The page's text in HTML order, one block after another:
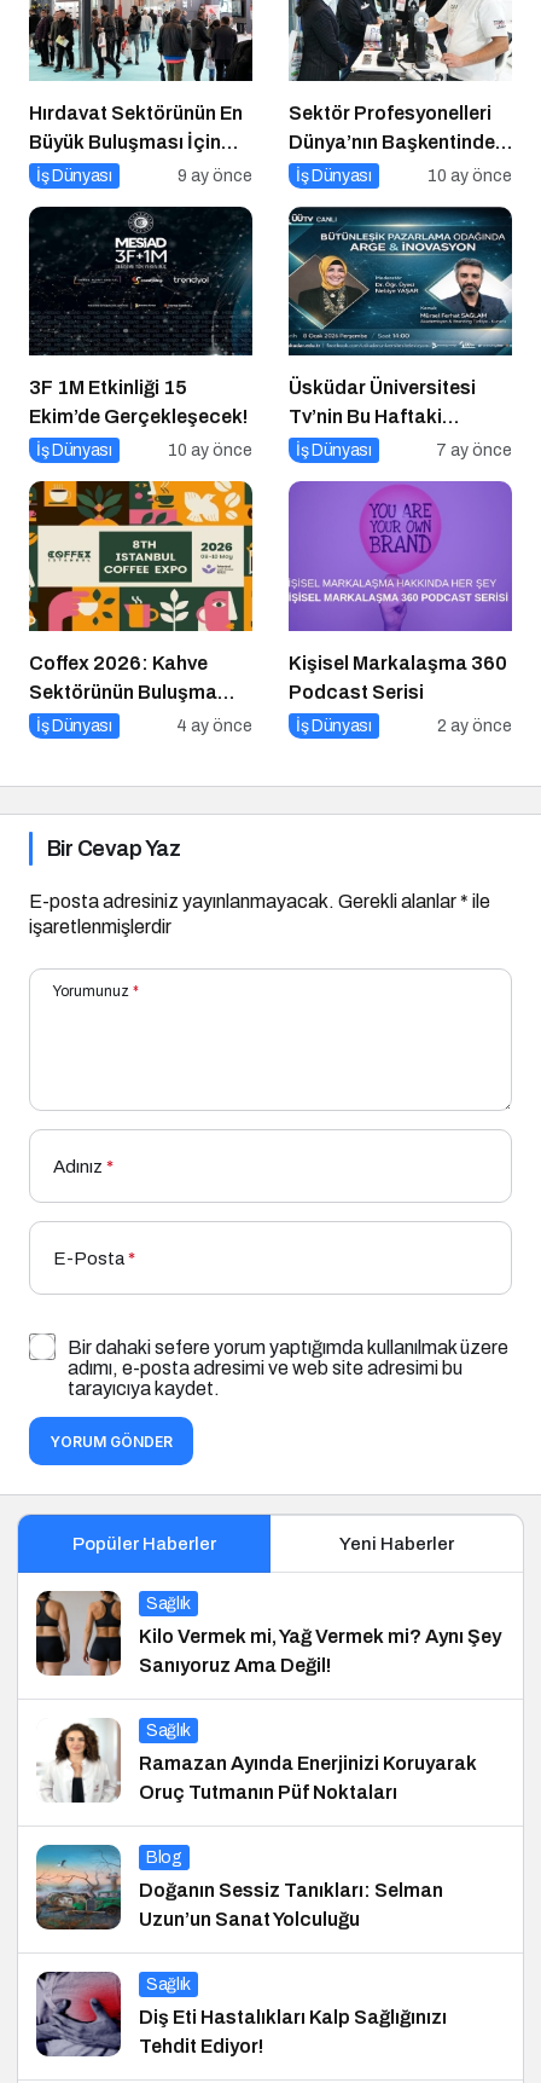
Hırdavat Sektörünün En
Büyük Buluşması İçin
İstanbul Hazır!
İş Dünyası 9 ay önce
Sektör Profesyonelleri
Dünya’nın Başkentinde
Buluşacak!
İş Dünyası 10 ay önce
3F 1M Etkinliği 15
Ekim’de Gerçekleşecek!
İş Dünyası 10 ay önce
Üsküdar Üniversitesi
Tv’nin Bu Haftaki
Konuğu Mürsel Ferhat
İş Dünyası 7 ay önce
Coffex 2026: Kahve
Sektörünün Buluşma
Noktası
İş Dünyası 4 ay önce
Kişisel Markalaşma 360
Podcast Serisi
İş Dünyası 2 ay önce
Bir Cevap Yaz
E-posta adresiniz yayınlanmayacak. Gerekli alanlar* ile
işaretlenmişlerdir
Yorumunuz *
Adınız *
E-Posta*
Bir dahaki sefere yorum yaptığımda kullanılmak üzere
adımı, e-posta adresimi ve web site adresimi bu
tarayıcıya kaydet.
YORUM GÖNDER
Popüler Haberler Yeni Haberler
Sağlık
Kilo Vermek mi, Yağ Vermek mi? Aynı Şey
Sanıyoruz Ama Değil!
Sağlık
Ramazan Ayında Enerjinizi Koruyarak
Oruç Tutmanın Püf Noktaları
Blog
Doğanın Sessiz Tanıkları: Selman
Uzun’un Sanat Yolculuğu
Sağlık
Diş Eti Hastalıkları Kalp Sağlığınızı
Tehdit Ediyor!